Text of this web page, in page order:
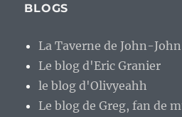
BLOGS
La Taverne de John-John
Le blog d'Eric Granier
le blog d'Olivyeahh
Le blog de Greg, fan de